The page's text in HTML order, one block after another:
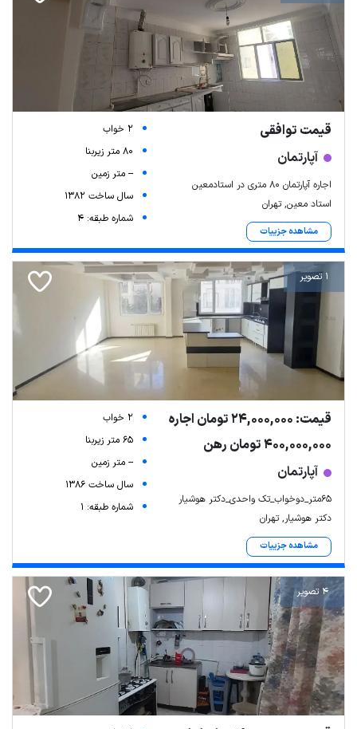
قیمت توافقی
آپارتمان
اجاره آپارتمان ۸۰ متری در استادمعین
استاد معین, تهران
مشاهده جزییات
2 خواب
80 متر زیربنا
-- متر زمین
سال ساخت 1382
شماره طبقه: 4
1 تصویر
قیمت: 24,000,000 تومان اجاره
400,000,000 تومان رهن
آپارتمان
۶۵متر_دوخواب_تک واحدی_دکتر هوشیار
دکتر هوشیار, تهران
مشاهده جزییات
2 خواب
65 متر زیربنا
-- متر زمین
سال ساخت 1386
شماره طبقه: 1
4 تصویر